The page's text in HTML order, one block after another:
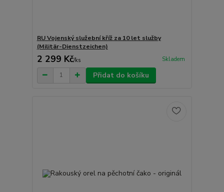
RU Vojenský služební kříž za 10 let služby
(Militär-Dienstzeichen)
2 299 Kč/ks Skladem
Přidat do košíku